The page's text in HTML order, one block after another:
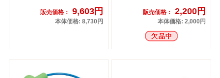
販売価格： 9,603円
本体価格: 8,730円
販売価格： 2,200円
本体価格: 2,000円